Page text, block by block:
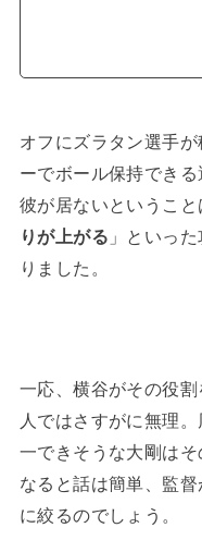
オフにズラタン選手
ーでボール保持でき
彼が居ないということ
りが上がる 」といっ
りました。
一応、横谷がその役割
人ではさすがに無理
一できそうな大剛は
なると話は簡単、監
に絞るのでしょう。